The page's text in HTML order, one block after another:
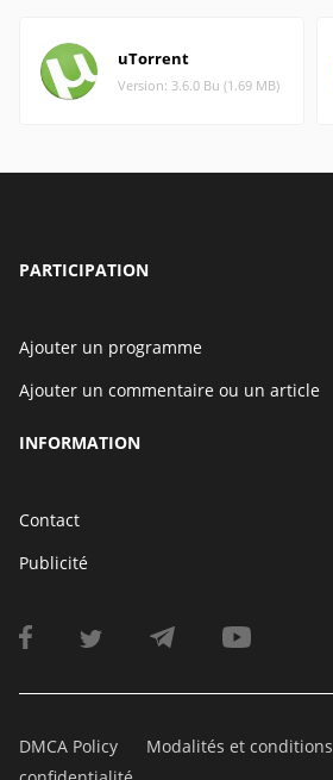
uTorrent
Version: 3.6.0 Bu (1.69 MB)
PARTICIPATION
Ajouter un programme
Ajouter un commentaire ou un article
INFORMATION
Contact
Publicité
DMCA Policy Modalités et conditions